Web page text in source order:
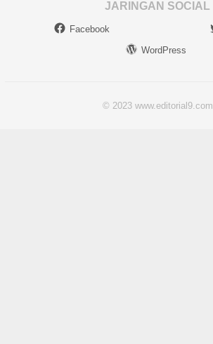
JARINGAN SOCIAL
Facebook
WordPress
© 2023 www.editorial9.com